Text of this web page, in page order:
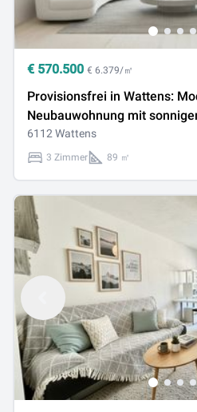
€ 570.500 € 6.379/㎡
Provisionsfrei in Wattens:
Neubauwohnung mit
Fernwärme & Solaranlage
6112 Wattens
3 Zimmer 89 ㎡